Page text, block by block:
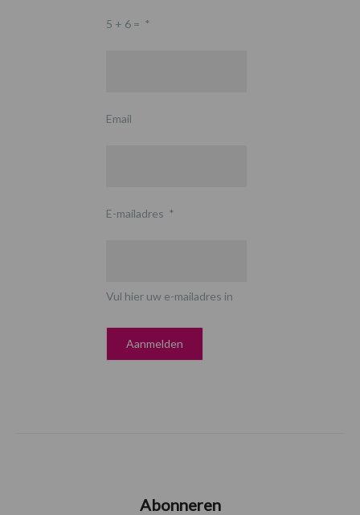
5 + 6 = *
Email
E-mailadres *
Vul hier uw e-mailadres in
Abonneren